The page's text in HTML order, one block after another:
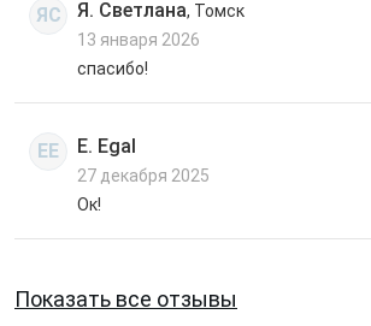
ЯС Я. Светлана, Томск
13 января 2026
спасибо!
EE E. Egal
27 декабря 2025
Ок!
Показать все отзывы